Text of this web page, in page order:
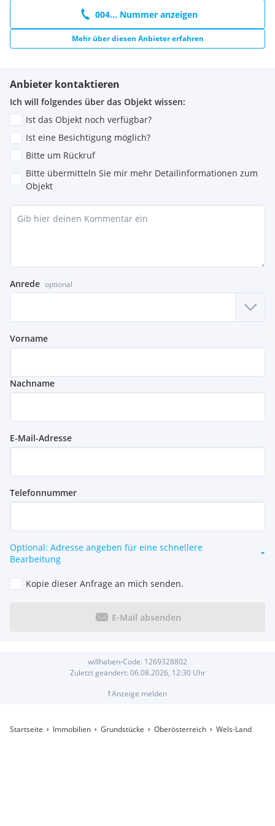
sein. Der Maklervertrag mit uns kommt durch schriftliche
Vereinbarung oder durch die Inanspruchnahme unserer
Maklertätigkeit zustande. Gegebenenfalls gilt als
Bemessungsgrundlage für die gesetzlich geregelte Provision
Der Vermittler ist als Doppelmakler tätig.
004... Nummer anzeigen
Mehr über diesen Anbieter erfahren
Anbieter kontaktieren
Ich will folgendes über das Objekt wissen:
Ist das Objekt noch verfügbar?
Ist eine Besichtigung möglich?
Bitte um Rückruf
Bitte übermitteln Sie mir mehr Detailinformationen zum
Objekt
Anrede optional
Vorname
Nachname
E-Mail-Adresse
Telefonnummer
Optional: Adresse angeben für eine schnellere
Bearbeitung
Kopie dieser Anfrage an mich senden.
E-Mail absenden
willhaben-Code: 1269328802
Zuletzt geändert: 06.08.2026, 12:30Uhr
!Anzeige melden
Startseite Immobilien Grundstücke Oberösterreich Wels-Land